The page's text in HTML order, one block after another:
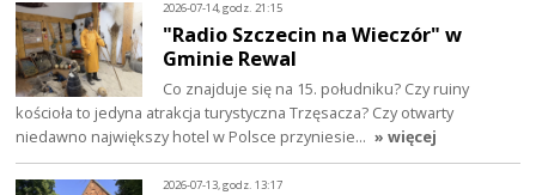
2026-07-14, godz. 21:15
"Radio Szczecin na Wieczór" w
Gminie Rewal
Co znajduje się na 15. południku? Czy ruiny
kościoła to jedyna atrakcja turystyczna Trzęsacza? Czy otwarty
niedawno największy hotel w Polsce przyniesie… » więcej
2026-07-13, godz. 13:17